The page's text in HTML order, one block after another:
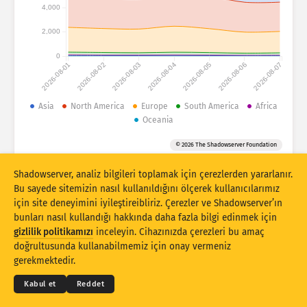
Saldırı istatistikleri: Cihazlar
Ülkeler
Veri kümesi
Sınır
Üst üste binen
Sonuçları otomatik olarak güncelle
Güncelle Sıfırla
PNG olarak indir
2026-08-01 2026-08-02 2026-08-03 2026-08-04 2026-08-05 2026-08-06 2026-08-07
0
2,000
4,000
Asia North America Europe South America
Africa
Oceania
© 2026 The Shadowserver Foundation
© 2026THE SHADOWSERVER FOUNDATION
Gizlilik ve Şartlar
Bizimle İletişime Geçin Krediler
Shadowserver, analiz bilgileri toplamak için çerezlerden yararlanır.
Bu sayede sitemizin nasıl kullanıldığını ölçerek kullanıcılarımız
için site deneyimini iyileştireibliriz. Çerezler ve Shadowserver’ın
bunları nasıl kullandığı hakkında daha fazla bilgi edinmek için
gizlilik politikamızı inceleyin. Cihazınızda çerezleri bu amaç
doğrultusunda kullanabilmemiz için onay vermeniz
gerekmektedir.
Kabul et Reddet